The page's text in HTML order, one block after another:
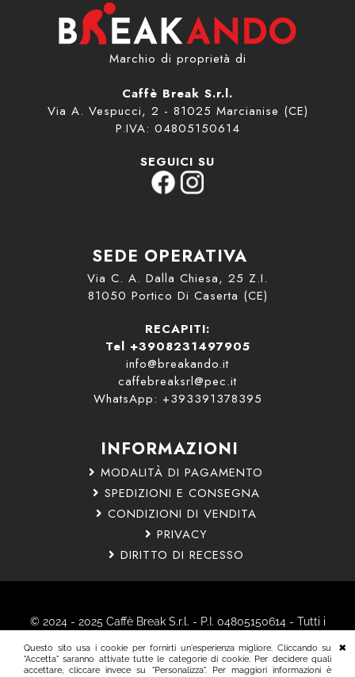
Questo sito usa i cookie per fornirti un'esperienza migliore. Cliccando su
"Accetta" saranno attivate tutte le categorie di cookie. Per decidere quali
accettare, cliccare invece su "Personalizza". Per maggiori informazioni è
Marchio di proprietà di
Caffè Break S.r.l.
Via A. Vespucci, 2 - 81025 Marcianise (CE)
P.IVA: 04805150614
SEGUICI SU
SEDE OPERATIVA
Via C. A. Dalla Chiesa, 25 Z.I.
81050 Portico Di Caserta (CE)
RECAPITI:
Tel +3908231497905
info@breakando.it
caffebreaksrl@pec.it
WhatsApp: +393391378395
INFORMAZIONI
MODALITÀ DI PAGAMENTO
SPEDIZIONI E CONSEGNA
CONDIZIONI DI VENDITA
PRIVACY
DIRITTO DI RECESSO
© 2024 - 2025 Caffè Break S.r.l. - P.I. 04805150614 - Tutti i
Nota Bene: Tutti i marchi citati sono marchi registrati dai
rispettivi proprietari.